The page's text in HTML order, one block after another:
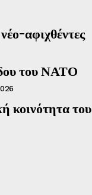
αφιχθέντες
του ΝΑΤΟ
κοινότητα του